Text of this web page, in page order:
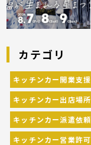
カテゴリ
キッチンカー開業支援
キッチンカー出店場所
キッチンカー派遣依頼
キッチンカー営業許可